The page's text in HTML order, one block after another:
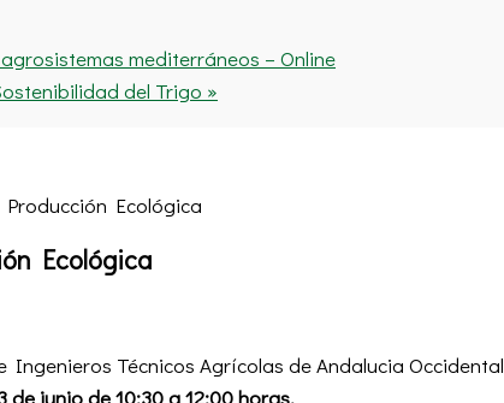
mediterráneos – Online
del Trigo »
Ecológica
Ingenieros Técnicos Agrícolas de Andalucia Occidental